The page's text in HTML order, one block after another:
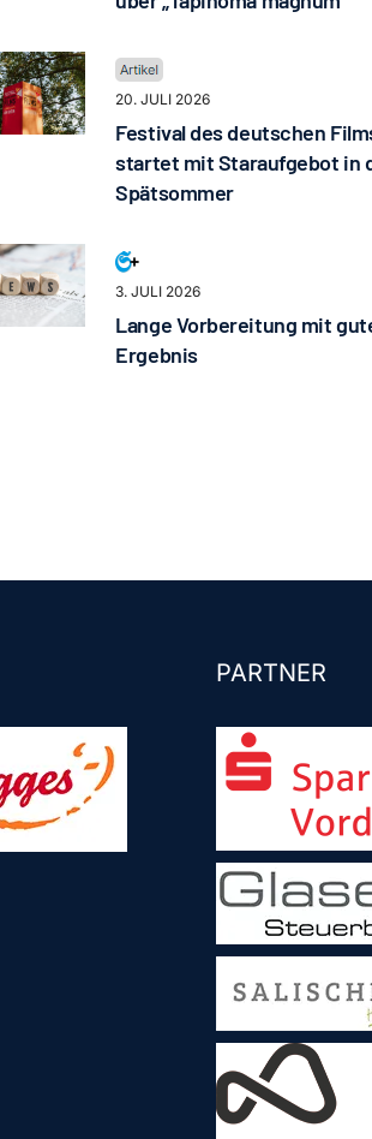
20. JULI 2026
Festival des deutschen
startet mit Staraufgebot in
Spätsommer
3. JULI 2026
Lange Vorbereitung mit
Ergebnis
PARTNER